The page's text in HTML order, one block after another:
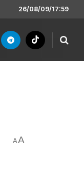
26/08/09/17:59
AA